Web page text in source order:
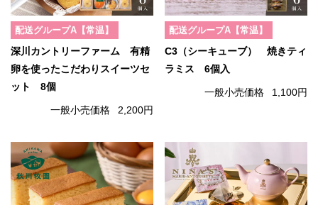
配送グループA【常温】
深川カントリーファーム 有精
卵を使ったこだわりスイーツセ
ット 8個
一般小売価格 2,200円
配送グループA【常温】
C3（シーキューブ） 焼きティ
ラミス 6個入
一般小売価格 1,100円